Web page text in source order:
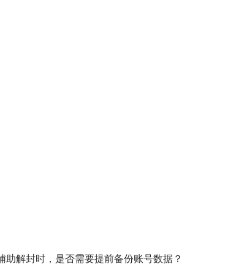
助解封时，是否需要提前备份账号数据？